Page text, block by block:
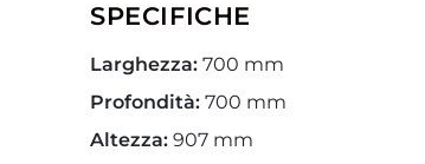
SPECIFICHE
Larghezza: 700 mm
Profondità: 700 mm
Altezza: 907 mm